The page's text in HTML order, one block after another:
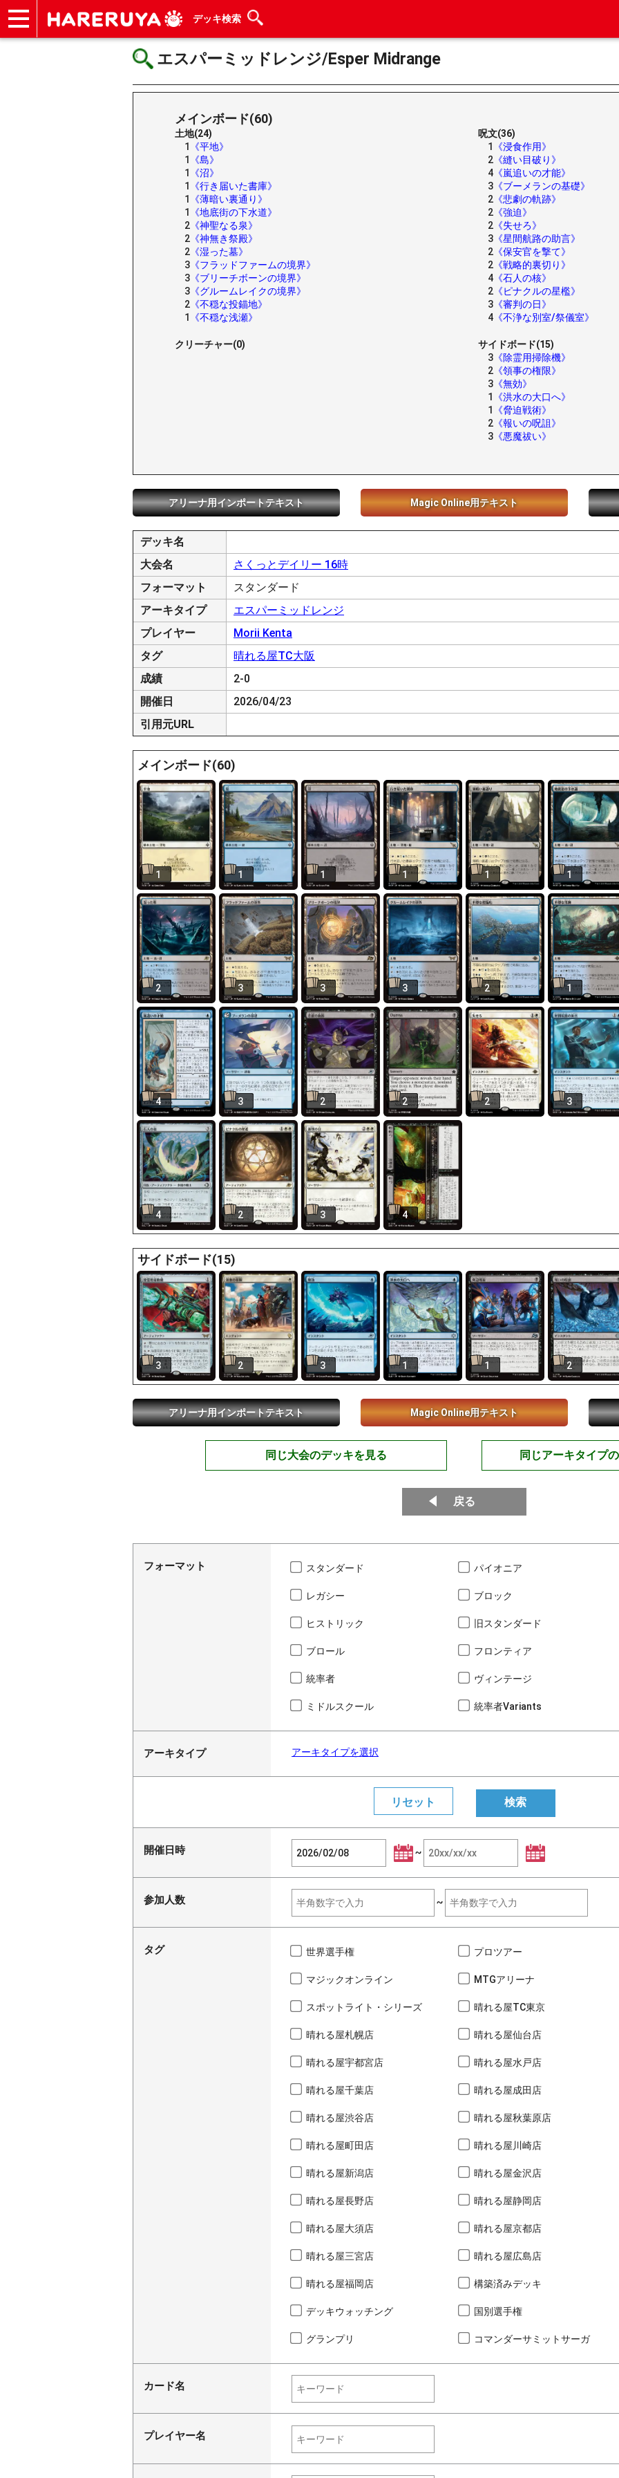
デッキ検索
エスパーミッドレンジ/Esper Midrange
メインボード(60)
土地(24)
1
《平地》
1
《島》
1
《沼》
1
《行き届いた書庫》
1
《薄暗い裏通り》
1
《地底街の下水道》
2 《神聖なる泉》
2 《神無き祭殿》
2 《湿った墓》
3 《フラッドファームの境界》
3 《ブリーチボーンの境界》
3 《グルームレイクの境界》
2 《不穏な投錨地》
1
《不穏な浅瀬》
クリーチャー(0)
呪文(36)
1
《浸食作用》
2 《縫い目破り》
4 《嵐追いの才能》
3 《ブーメランの基礎》
2 《悲劇の軌跡》
2 《強迫》
2 《失せろ》
3 《星間航路の助言》
2 《保安官を撃て》
2 《戦略的裏切り》
4 《石人の核》
2 《ピナクルの星檻》
3 《審判の日》
4 《不浄な別室/祭儀室》
サイドボード(15)
3 《除霊用掃除機》
2 《領事の権限》
3 《無効》
1
《洪水の大口へ》
1
《脅迫戦術》
2 《報いの呪詛》
3 《悪魔祓い》
アリーナ用インポートテキスト Magic Online用テキスト
デッキ名
大会名
さくっとデイリー 16時
フォーマット
スタンダード
アーキタイプ
エスパーミッドレンジ
プレイヤー
Morii Kenta
タグ
晴れる屋TC大阪
成績
2-0
開催日
2026/04/23
引用元URL
メインボード(60)
1 1 1 1 1 1
2 3 3 3 2 1
4 3 2 2 2 3
4 2 3 4
サイドボード(15)
3 2 3 1 1 2
アリーナ用インポートテキスト Magic Online用テキスト
同じ大会のデッキを見る 同じアーキタイプ
戻る
フォーマット スタンダード パイオニア
レガシー ブロック
ヒストリック 旧スタンダード
ブロール フロンティア
統率者 ヴィンテージ
ミドルスクール 統率者Variants
アーキタイプ アーキタイプを選択
開催日時 ~
参加人数 ~
タグ 世界選手権 プロツアー
マジックオンライン MTGアリーナ
スポットライト・シリーズ 晴れる屋TC東京
晴れる屋札幌店 晴れる屋仙台店
晴れる屋宇都宮店 晴れる屋水戸店
晴れる屋千葉店 晴れる屋成田店
晴れる屋渋谷店 晴れる屋秋葉原店
晴れる屋町田店 晴れる屋川崎店
晴れる屋新潟店 晴れる屋金沢店
晴れる屋長野店 晴れる屋静岡店
晴れる屋大須店 晴れる屋京都店
晴れる屋三宮店 晴れる屋広島店
晴れる屋福岡店 構築済みデッキ
デッキウォッチング 国別選手権
グランプリ コマンダーサミットサーガ
カード名
プレイヤー名